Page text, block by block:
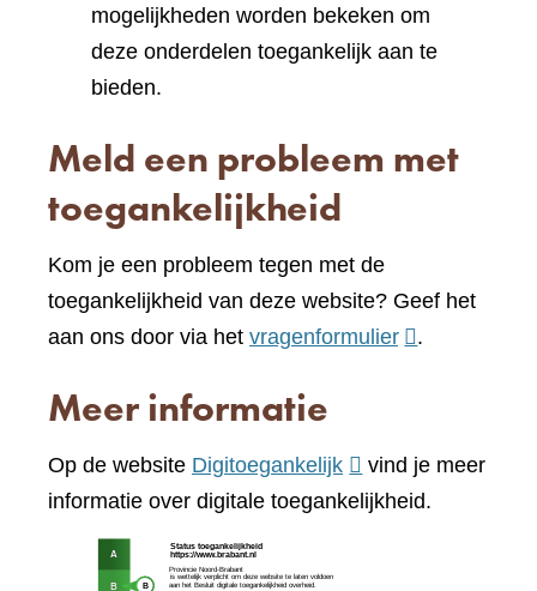
mogelijkheden worden bekeken om
deze onderdelen toegankelijk aan te
bieden.
Meld een probleem met
toegankelijkheid
Kom je een probleem tegen met de
toegankelijkheid van deze website? Geef het
aan ons door via het vragenformulier(verwijst
website)
.
Meer informatie
Op de website Digitoegankelijk(verwijst
naar
vind je meer
informatie over digitale toegankelijkheid.